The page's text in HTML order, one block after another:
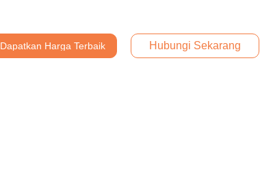
Dapatkan Harga Terbaik Hubungi Sekarang